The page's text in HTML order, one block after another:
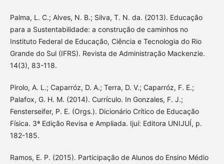
Palma, L. C.; Alves, N. B.; Silva, T. N. da. (2013). Educação
para a Sustentabilidade: a construção de caminhos no
Instituto Federal de Educação, Ciência e Tecnologia do Rio
Grande do Sul (IFRS). Revista de Administração Mackenzie.
14(3), 83-118.
Pirolo, A. L.; Caparróz, D. A.; Terra, D. V.; Caparróz, F. E.;
Palafox, G. H. M. (2014). Currículo. In Gonzales, F. J.;
Fensterseifer, P. E. (Orgs.). Dicionário Crítico de Educação
Física. 3ª Edição Revisa e Ampliada. Ijuí: Editora UNIJUÍ, p.
182-185.
Ramos, E. P. (2015). Participação de Alunos do Ensino Médio